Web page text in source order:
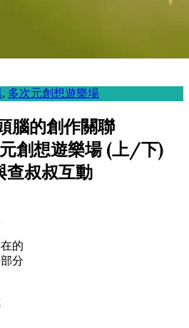
, 多次元創想遊樂場
腦的創作關聯
創想遊樂場 (上/下)
叔叔互動
的
分